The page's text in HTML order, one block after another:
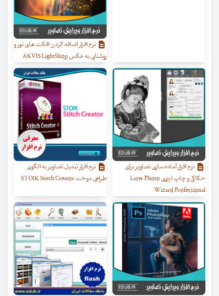
نرم افزار اضافه کردن افکت های نور و
روشنایی به عکس AKVIS LightShop
نرم افزار آماده سازی تصاویر برای
حکاکی و چاپ لیزری Laser Photo
Wizard Professional
نرم افزار تبدیل تصاویر به الگوی
طراحی دوخت STOIK Stitch Creator